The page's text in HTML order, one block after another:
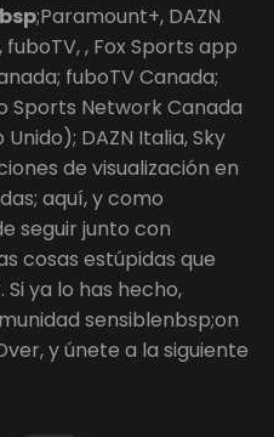
;Paramount+, DAZN
fuboTV, , Fox Sports app
fuboTV Canada;
Sports Network Canada
DAZN Italia, Sky
de visualización en
aquí, y como
seguir junto con
cosas estúpidas que
ya lo has hecho,
sensiblenbsp;on
y únete a la siguiente